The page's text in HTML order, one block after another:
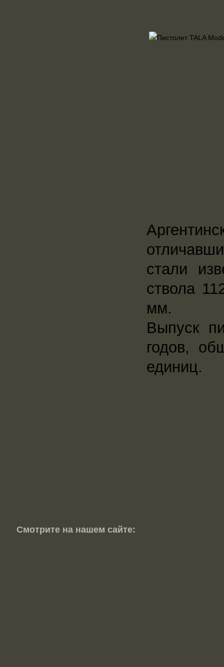
стали
ствола
мм.
Выпуск
годов,
единиц.
Смотрите на нашем сайте: